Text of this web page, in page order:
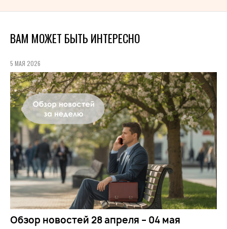
ВАМ МОЖЕТ БЫТЬ ИНТЕРЕСНО
5 МАЯ 2026
Обзор новостей 28 апреля – 04 мая